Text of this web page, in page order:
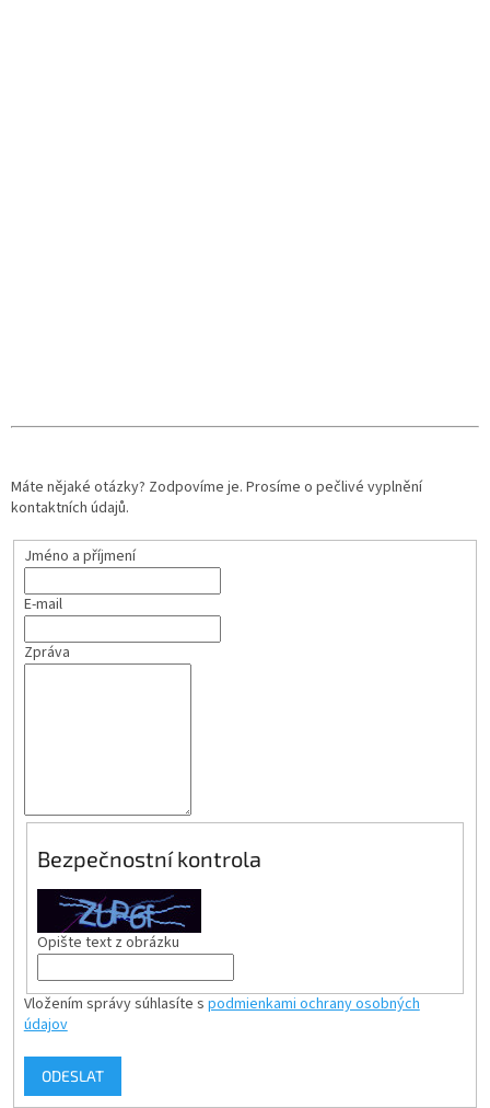
Máte nějaké otázky? Zodpovíme je. Prosíme o pečlivé vyplnění
kontaktních údajů.
Jméno a příjmení
E-mail
Zpráva
Bezpečnostní kontrola
Opište text z obrázku
Vložením správy súhlasíte s podmienkami ochrany osobných
údajov
ODESLAT